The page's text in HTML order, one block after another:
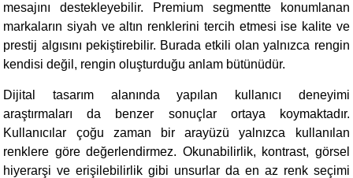
mesajını destekleyebilir. Premium segmentte konumlanan
markaların siyah ve altın renklerini tercih etmesi ise kalite ve
prestij algısını pekiştirebilir. Burada etkili olan yalnızca rengin
kendisi değil, rengin oluşturduğu anlam bütünüdür.
Dijital tasarım alanında yapılan kullanıcı deneyimi
araştırmaları da benzer sonuçlar ortaya koymaktadır.
Kullanıcılar çoğu zaman bir arayüzü yalnızca kullanılan
renklere göre değerlendirmez. Okunabilirlik, kontrast, görsel
hiyerarşi ve erişilebilirlik gibi unsurlar da en az renk seçimi